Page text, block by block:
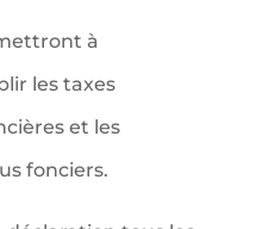
à
les taxes
et les
fonciers.